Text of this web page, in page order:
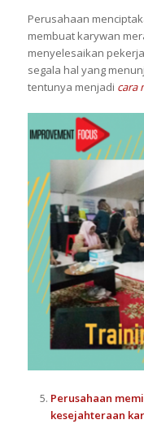
Perusahaan
membuat karywan
menyelesaikan
segala hal yang
tentunya menjadi cara
Perusahaan
kesejahteraan